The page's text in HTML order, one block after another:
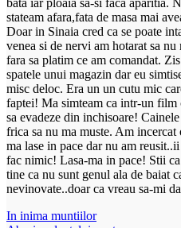
stateam afara,fata de masa mai
Doar in Sinaia cred ca se poate
venea si de nervi am hotarat sa
fara sa platim ce am comandat.
spatele unui magazin dar eu
misc deloc. Era un un cutu mic
faptei! Ma simteam ca intr-un film
sa evadeze din inchisoare!
frica sa nu ma muste. Am incercat
ma lase in pace dar nu am
fac nimic! Lasa-ma in pace! Stii
tine ca nu sunt genul ala de baiat
nevinovate..doar ca vreau sa-mi
Navigare
In inima muntiilor